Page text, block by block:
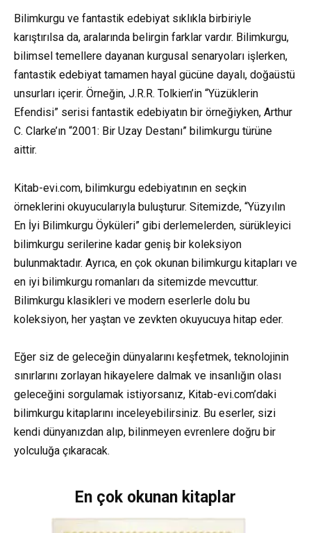
Bilimkurgu ve fantastik edebiyat sıklıkla birbiriyle
karıştırılsa da, aralarında belirgin farklar vardır. Bilimkurgu,
bilimsel temellere dayanan kurgusal senaryoları işlerken,
fantastik edebiyat tamamen hayal gücüne dayalı, doğaüstü
unsurları içerir. Örneğin, J.R.R. Tolkien’in “Yüzüklerin
Efendisi” serisi fantastik edebiyatın bir örneğiyken, Arthur
C. Clarke’ın “2001: Bir Uzay Destanı” bilimkurgu türüne
aittir.
Kitab-evi.com, bilimkurgu edebiyatının en seçkin
örneklerini okuyucularıyla buluşturur. Sitemizde, “Yüzyılın
En İyi Bilimkurgu Öyküleri” gibi derlemelerden, sürükleyici
bilimkurgu serilerine kadar geniş bir koleksiyon
bulunmaktadır. Ayrıca, en çok okunan bilimkurgu kitapları ve
en iyi bilimkurgu romanları da sitemizde mevcuttur.
Bilimkurgu klasikleri ve modern eserlerle dolu bu
koleksiyon, her yaştan ve zevkten okuyucuya hitap eder.
Eğer siz de geleceğin dünyalarını keşfetmek, teknolojinin
sınırlarını zorlayan hikayelere dalmak ve insanlığın olası
geleceğini sorgulamak istiyorsanız, Kitab-evi.com’daki
bilimkurgu kitaplarını inceleyebilirsiniz. Bu eserler, sizi
kendi dünyanızdan alıp, bilinmeyen evrenlere doğru bir
yolculuğa çıkaracak.
En çok okunan kitaplar